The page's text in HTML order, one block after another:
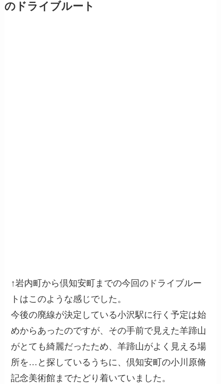
のドライブルート
↑岩内町から倶知安町までの今回のドライブルー
トはこのような感じでした。
今後の廃線が決定している小沢駅に行く予定は始
めからあったのですが、その手前で見えた羊蹄山
がとても綺麗だったため、羊蹄山がよく見える場
所を…と探しているうちに、倶知安町の小川原脩
記念美術館までたどり着いていました。